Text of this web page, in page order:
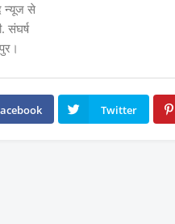
से
Twitter